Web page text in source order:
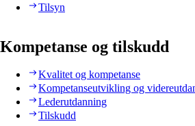
Tilsyn
Kompetanse og tilskudd
Kvalitet og kompetanse
Kompetanseutvikling og
Lederutdanning
Tilskudd